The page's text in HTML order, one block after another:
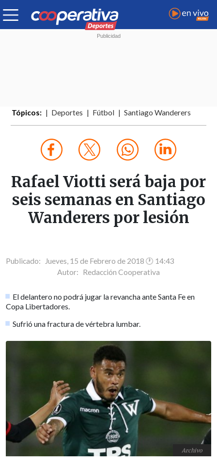
Tópicos: Deportes Fútbol Santiago Wanderers
Rafael Viotti será baja por
seis semanas en Santiago
Wanderers por lesión
Publicado: Jueves, 15 de Febrero de 2018 🕐 14:43
Autor: Redacción Cooperativa
El delantero no podrá jugar la revancha ante Santa Fe en
Copa Libertadores.
Sufrió una fractura de vértebra lumbar.
Archivo